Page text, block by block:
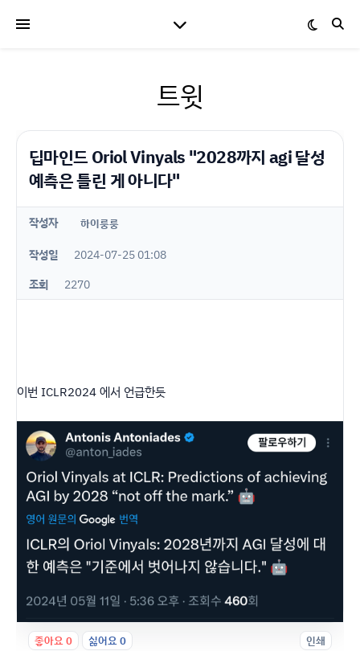
트윗
딥마인드 Oriol Vinyals "2028까지 agi 달성
예측은 틀린 게 아니다"
작성자 하이룽룽
작성일
2024-07-25 01:08
조회
2270
이번 ICLR2024 에서 언급한듯
좋아요0 싫어요0 인쇄